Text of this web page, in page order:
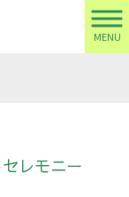
MENU
レモニー